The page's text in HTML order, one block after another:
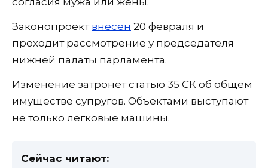
Законопроект внесен 20 февраля и
проходит рассмотрение у председателя
нижней палаты парламента.
Изменение затронет статью 35 СК об общем
имуществе супругов. Объектами выступают
не только легковые машины.
Сейчас читают: